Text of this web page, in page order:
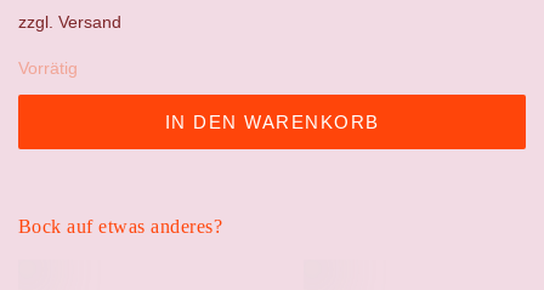
zzgl. Versand
Vorrätig
IN DEN WARENKORB
Bock auf etwas anderes?